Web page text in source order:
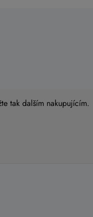
tak dalším nakupujícím.